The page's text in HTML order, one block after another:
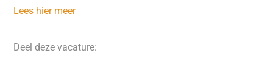
Lees hier meer
Deel deze vacature: